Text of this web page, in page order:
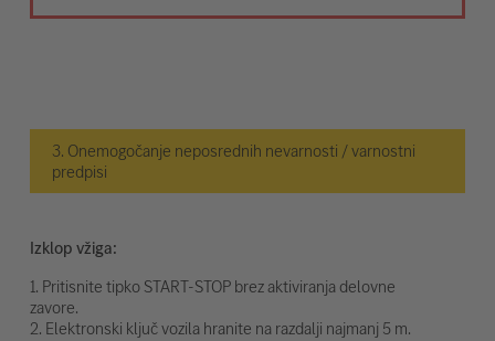
3. Onemogočanje neposrednih nevarnosti / varnostni
predpisi
Izklop vžiga:
1. Pritisnite tipko START-STOP brez aktiviranja delovne
zavore.
2. Elektronski ključ vozila hranite na razdalji najmanj 5 m.